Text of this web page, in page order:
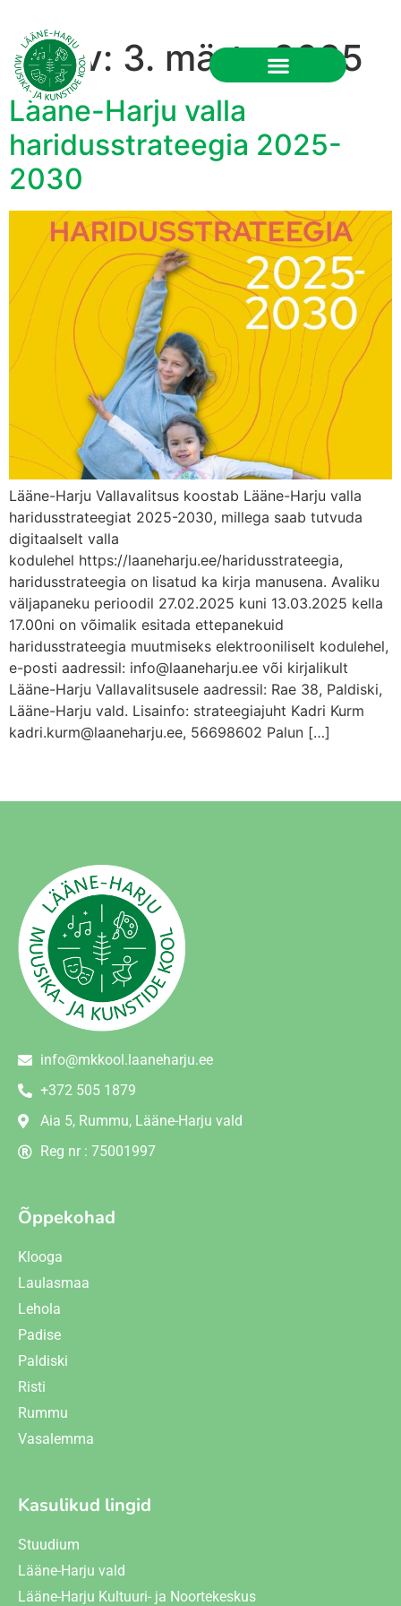
Päev: 3. märts 2025
Lääne-Harju valla
haridusstrateegia 2025-
2030
Lääne-Harju Vallavalitsus koostab Lääne-Harju valla
haridusstrateegiat 2025-2030, millega saab tutvuda
digitaalselt valla
kodulehel https://laaneharju.ee/haridusstrateegia,
haridusstrateegia on lisatud ka kirja manusena. Avaliku
väljapaneku perioodil 27.02.2025 kuni 13.03.2025 kella
17.00ni on võimalik esitada ettepanekuid
haridusstrateegia muutmiseks elektrooniliselt kodulehel,
e-posti aadressil: info@laaneharju.ee või kirjalikult
Lääne-Harju Vallavalitsusele aadressil: Rae 38, Paldiski,
Lääne-Harju vald. Lisainfo: strateegiajuht Kadri Kurm
kadri.kurm@laaneharju.ee, 56698602 Palun […]
info@mkkool.laaneharju.ee
+372 505 1879
Aia 5, Rummu, Lääne-Harju vald
Reg nr : 75001997
Õppekohad
Klooga
Laulasmaa
Lehola
Padise
Paldiski
Risti
Rummu
Vasalemma
Kasulikud lingid
Stuudium
Lääne-Harju vald
Lääne-Harju Kultuuri- ja Noortekeskus